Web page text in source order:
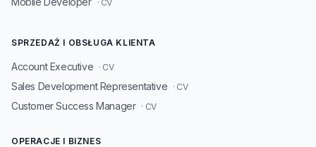
· CV
SPRZEDAŻ I OBSŁUGA KLIENTA
Account Executive · CV
Sales Development Representative · CV
Customer Success Manager · CV
OPERACJE I BIZNES